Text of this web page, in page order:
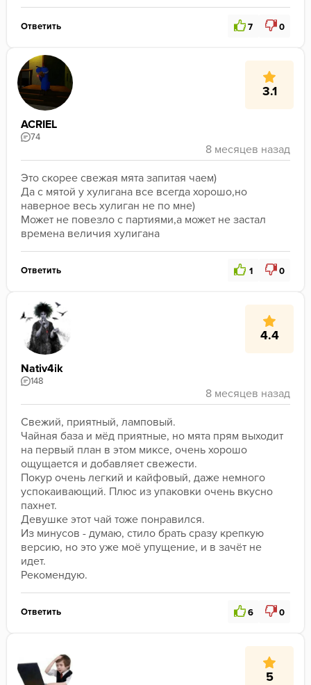
Ответить 7 0
3.1
ACRIEL
74
Это скорее свежая мята запитая чаем)
Да с мятой у хулигана все всегда хорошо,но
наверное весь хулиган не по мне)
Может не повезло с партиями,а может не застал
времена величия хулигана
Ответить 1 0
4.4
Nativ4ik
148
Свежий, приятный, ламповый.
Чайная база и мёд приятные, но мята прям выходит
на первый план в этом миксе, очень хорошо
ощущается и добавляет свежести.
Покур очень легкий и кайфовый, даже немного
успокаивающий. Плюс из упаковки очень вкусно
пахнет.
Девушке этот чай тоже понравился.
Из минусов - думаю, стило брать сразу крепкую
версию, но это уже моё упущение, и в зачёт не
идет.
Рекомендую.
Ответить 6 0
5